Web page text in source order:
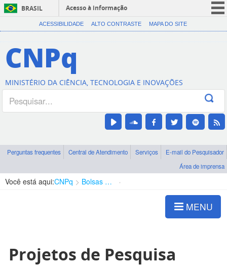
BRASIL
Acesso à informação
CORONAVÍRUS (COVID-19)
Canais
ACESSIBILIDADE ALTO CONTRASTE MAPA DO SITE
CNPq
MINISTÉRIO DA CIÊNCIA, TECNOLOGIA E INOVAÇÕES
Perguntas frequentes Central de Atendimento Serviços
E-mail do Pesquisador
Área de imprensa
Você está aqui:CNPq Bolsas e Auxílios Vigentes
MENU
Projetos de Pesquisa